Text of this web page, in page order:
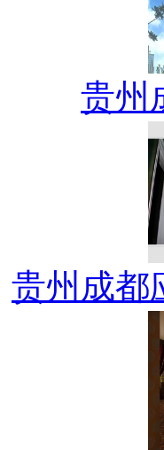
贵州
贵州成都